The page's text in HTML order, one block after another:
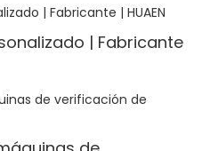
| Fabricante